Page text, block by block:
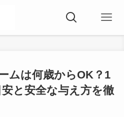
ムは何歳からOK？1
と安全な与え方を徹